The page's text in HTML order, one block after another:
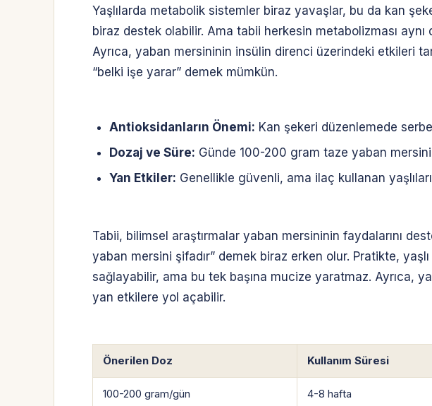
Yaşlılarda metabolik sistemler biraz yavaşlar, bu da kan
biraz destek olabilir. Ama tabii herkesin metabolizması
Ayrıca, yaban mersininin insülin direnci üzerindeki etkileri
“belki işe yarar” demek mümkün.
Antioksidanların Önemi: Kan şekeri düzenlemede
Dozaj ve Süre: Günde 100-200 gram taze yaban
Yan Etkiler: Genellikle güvenli, ama ilaç kullanan
Tabii, bilimsel araştırmalar yaban mersininin faydalarını
yaban mersini şifadır” demek biraz erken olur. Pratikte,
sağlayabilir, ama bu tek başına mucize yaratmaz. Ayrıca,
yan etkilere yol açabilir.
Önerilen Doz Kullanım Süresi
100-200 gram/gün 4-8 hafta